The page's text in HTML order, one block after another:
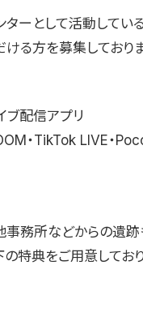
ターとして活動してい
る方を募集しておりま
ブ配信アプリ
・TikTok LIVE・
他事務所などからの遺
特典をご用意しており